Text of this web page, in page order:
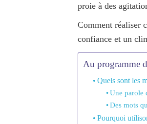
proie à des
Comment réaliser
confiance et un
Au programme
Quels sont les
Une parole
Des mots
Pourquoi